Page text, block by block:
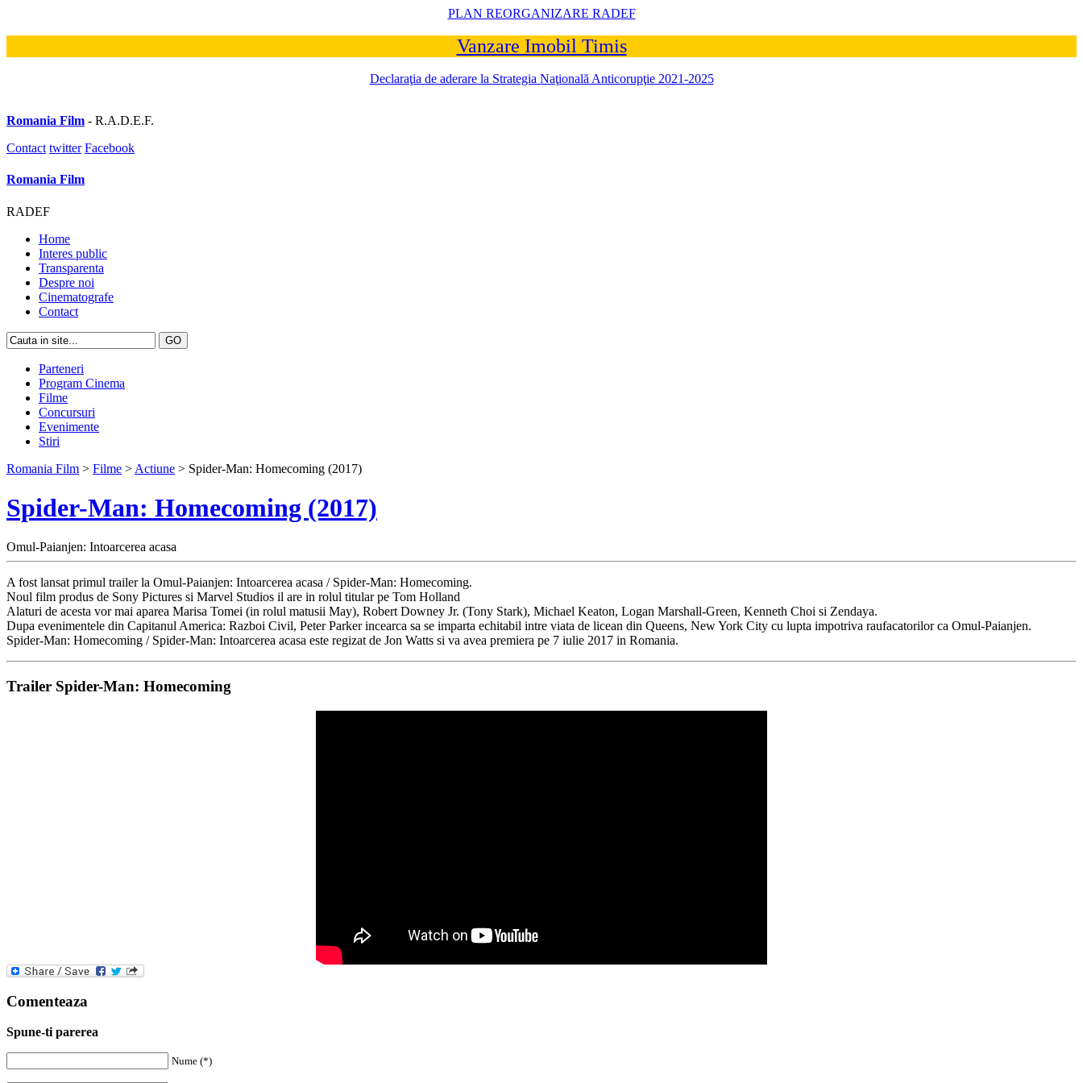
PLAN REORGANIZARE RADEF
Vanzare Imobil Timis
Declaraţia de aderare la Strategia Naţională Anticorupţie 2021-2025
Romania Film - R.A.D.E.F.
Contact twitter Facebook
Romania Film
RADEF
Home
Interes public
Transparenta
Despre noi
Cinematografe
Contact
Parteneri
Program Cinema
Filme
Concursuri
Evenimente
Stiri
Romania Film > Filme > Actiune > Spider-Man: Homecoming (2017)
Spider-Man: Homecoming (2017)
Omul-Paianjen: Intoarcerea acasa
A fost lansat primul trailer la Omul-Paianjen: Intoarcerea acasa / Spider-Man: Homecoming.
Noul film produs de Sony Pictures si Marvel Studios il are in rolul titular pe Tom Holland
Alaturi de acesta vor mai aparea Marisa Tomei (in rolul matusii May), Robert Downey Jr. (Tony Stark), Michael Keaton, Logan Marshall-Green, Kenneth Choi si Zendaya.
Dupa evenimentele din Capitanul America: Razboi Civil, Peter Parker incearca sa se imparta echitabil intre viata de licean din Queens, New York City cu lupta impotriva raufacatorilor ca Omul-Paianjen.
Spider-Man: Homecoming / Spider-Man: Intoarcerea acasa este regizat de Jon Watts si va avea premiera pe 7 iulie 2017 in Romania.
Trailer Spider-Man: Homecoming
Comenteaza
Spune-ti parerea
Nume (*)